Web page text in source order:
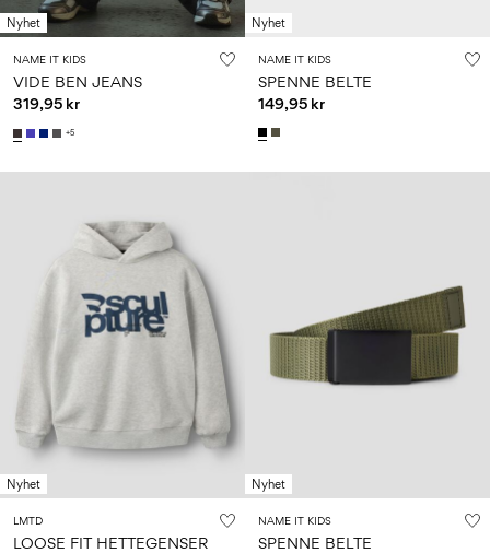
Nyhet
NAME IT KIDS
VIDE BEN JEANS
319,95 kr
+5
Nyhet
NAME IT KIDS
SPENNE BELTE
149,95 kr
Nyhet
LMTD
LOOSE FIT HETTEGENSER
Nyhet
NAME IT KIDS
SPENNE BELTE